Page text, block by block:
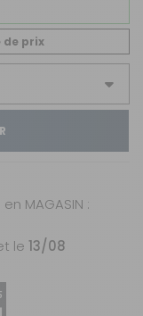
prix
MAGASIN :
le 13/08